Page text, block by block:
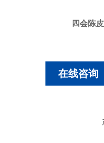
四会陈
在线咨询